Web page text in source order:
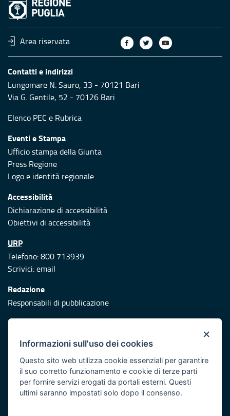
Area riservata
Contatti e indirizzi
Lungomare N. Sauro, 33 - 70121 Bari
Via G. Gentile, 52 - 70126 Bari
Elenco PEC e Rubrica
Eventi e Stampa
Ufficio stampa della Giunta
Press Regione
Logo e identità regionale
Accessibilità
Dichiarazione di accessibilità
Obiettivi di accessibilità
URP
Telefono: 800 713939
Scrivici:email
Redazione
Responsabili di pubblicazione
Protezione civile
Vai al sito di Protezione Civile Puglia
Iniziativa finanziata con risorse del POR Puglia 2014/2020 -
Asse XI
Note legali
Cookie e privacy
×
Informazioni sull'uso dei cookies
Questo sito web utilizza cookie essenziali per garantire
il suo corretto funzionamento e cookie di terze parti
per fornire servizi erogati da portali esterni. Questi
ultimi saranno impostati solo dopo il consenso.